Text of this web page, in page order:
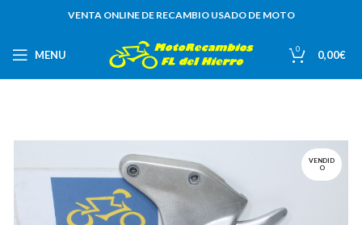
VENTA ONLINE DE RECAMBIO USADO DE MOTO
MENU 0 0,00€
VENDID
O